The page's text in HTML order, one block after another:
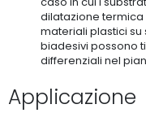
dilatazione
materiali plastici su
biadesivi possono
differenziali nel
Applicazione